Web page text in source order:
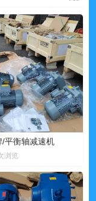
/平衡轴减速机
浏览